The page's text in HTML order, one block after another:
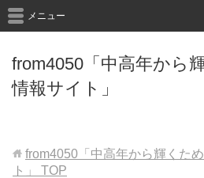
from4050「中高年から
情報サイト」
メニュー
from4050「中高年から輝くた
ト」
TOP